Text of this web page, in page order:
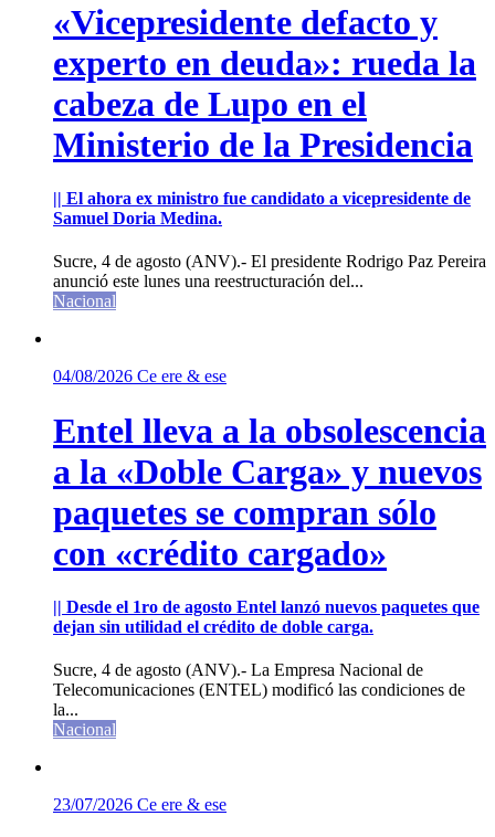
«Vicepresidente defacto y
experto en deuda»: rueda la
cabeza de Lupo en el
Ministerio de la Presidencia
|| El ahora ex ministro fue candidato a vicepresidente de
Samuel Doria Medina.
Sucre, 4 de agosto (ANV).- El presidente Rodrigo Paz Pereira
anunció este lunes una reestructuración del...
Nacional
04/08/2026 Ce ere & ese
Entel lleva a la obsolescencia
a la «Doble Carga» y nuevos
paquetes se compran sólo
con «crédito cargado»
|| Desde el 1ro de agosto Entel lanzó nuevos paquetes que
dejan sin utilidad el crédito de doble carga.
Sucre, 4 de agosto (ANV).- La Empresa Nacional de
Telecomunicaciones (ENTEL) modificó las condiciones de
la...
Nacional
23/07/2026 Ce ere & ese